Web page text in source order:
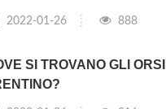
2022-01-26 888
SI TROVANO GLI ORSI